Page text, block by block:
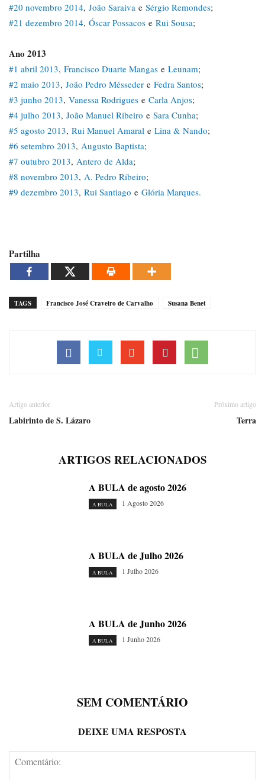
#20 novembro 2014, João Saraiva e Sérgio Remondes;
#21 dezembro 2014, Óscar Possacos e Rui Sousa;
Ano 2013
#1 abril 2013, Francisco Duarte Mangas e Leunam;
#2 maio 2013, João Pedro Mésseder e Fedra Santos;
#3 junho 2013, Vanessa Rodrigues e Carla Anjos;
#4 julho 2013, João Manuel Ribeiro e Sara Cunha;
#5 agosto 2013, Rui Manuel Amaral e Lina & Nando;
#6 setembro 2013, Augusto Baptista;
#7 outubro 2013, Antero de Alda;
#8 novembro 2013, A. Pedro Ribeiro;
#9 dezembro 2013, Rui Santiago e Glória Marques.
Partilha
TAGS Francisco José Craveiro de Carvalho Susana Benet
Artigo anterior
Labirinto de S. Lázaro
Próximo artigo
Terra
ARTIGOS RELACIONADOS
A BULA de agosto 2026
A BULA 1 Agosto 2026
A BULA de Julho 2026
A BULA 1 Julho 2026
A BULA de Junho 2026
A BULA 1 Junho 2026
SEM COMENTÁRIO
DEIXE UMA RESPOSTA